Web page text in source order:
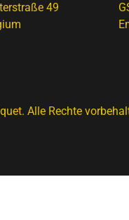
49
Alle Rechte